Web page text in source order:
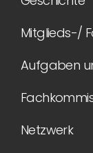
Mitglieds-/
Aufgaben
Netzwerk